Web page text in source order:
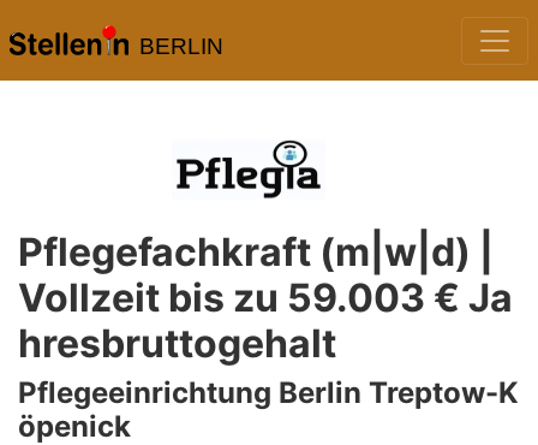
BERLIN
Pflegefachkraft (m|w|d) |
Vollzeit bis zu 59.003 € Ja
hresbruttogehalt
Pflegeeinrichtung Berlin Treptow-K
öpenick